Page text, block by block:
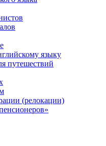
языку
путешествий
(релокации)